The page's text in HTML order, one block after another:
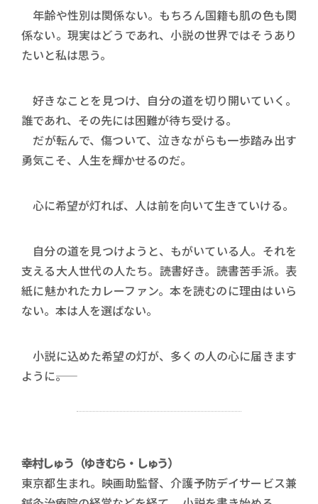
年齢や性別は関係ない。もちろん国籍も肌の色も関
係ない。現実はどうであれ、小説の世界ではそうあり
たいと私は思う。
好きなことを見つけ、自分の道を切り開いていく。
誰であれ、その先には困難が待ち受ける。
だが転んで、傷ついて、泣きながらも一歩踏み出す
勇気こそ、人生を輝かせるのだ。
心に希望が灯れば、人は前を向いて生きていける。
自分の道を見つけようと、もがいている人。それを
支える大人世代の人たち。読書好き。読書苦手派。表
紙に魅かれたカレーファン。本を読むのに理由はいら
ない。本は人を選ばない。
小説に込めた希望の灯が、多くの人の心に届きます
ように――。
幸村しゅう（ゆきむら・しゅう）
東京都生まれ。映画助監督、介護予防デイサービス兼